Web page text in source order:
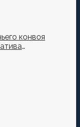
конвоя
МО РФ